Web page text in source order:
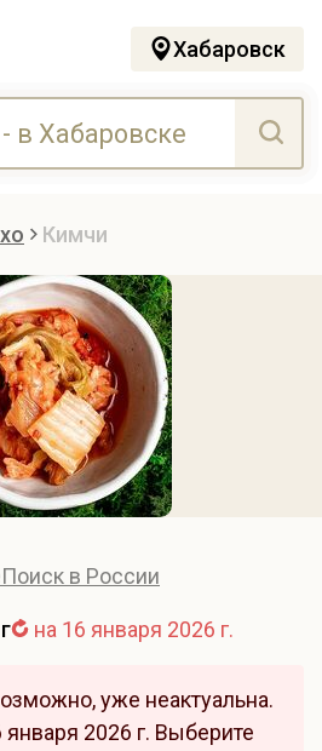
Хабаровск
Кимчи
Поиск в России
на 16 января 2026 г.
уже неактуальна.
января 2026 г. Выберите